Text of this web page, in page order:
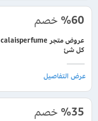
%60 خصم
كل شئ
%35 خصم